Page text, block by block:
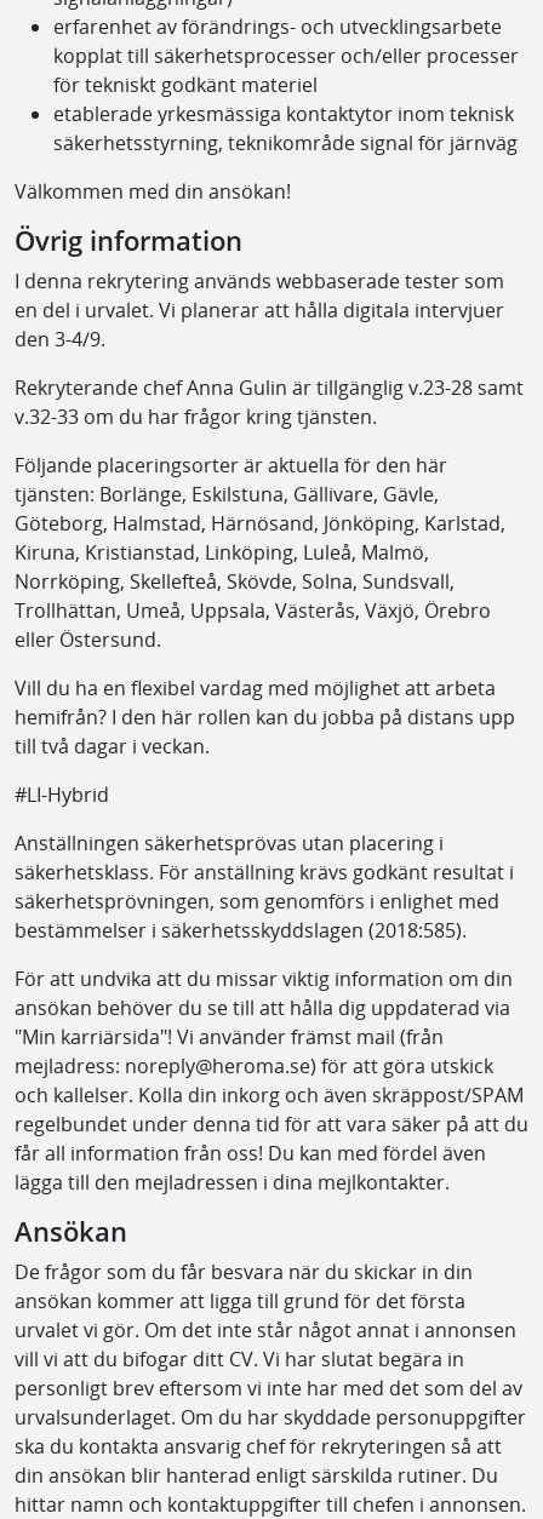
erfarenhet av förändrings- och utvecklingsarbete
kopplat till säkerhetsprocesser och/eller processer
för tekniskt godkänt materiel
etablerade yrkesmässiga kontaktytor inom teknisk
säkerhetsstyrning, teknikområde signal för järnväg
Välkommen med din ansökan!
Övrig information
I denna rekrytering används webbaserade tester som
en del i urvalet. Vi planerar att hålla digitala intervjuer
den 3-4/9.
Rekryterande chef Anna Gulin är tillgänglig v.23-28 samt
v.32-33 om du har frågor kring tjänsten.
Följande placeringsorter är aktuella för den här
tjänsten: Borlänge, Eskilstuna, Gällivare, Gävle,
Göteborg, Halmstad, Härnösand, Jönköping, Karlstad,
Kiruna, Kristianstad, Linköping, Luleå, Malmö,
Norrköping, Skellefteå, Skövde, Solna, Sundsvall,
Trollhättan, Umeå, Uppsala, Västerås, Växjö, Örebro
eller Östersund.
Vill du ha en flexibel vardag med möjlighet att arbeta
hemifrån? I den här rollen kan du jobba på distans upp
till två dagar i veckan.
#LI-Hybrid
Anställningen säkerhetsprövas utan placering i
säkerhetsklass. För anställning krävs godkänt resultat i
säkerhetsprövningen, som genomförs i enlighet med
bestämmelser i säkerhetsskyddslagen (2018:585).
För att undvika att du missar viktig information om din
ansökan behöver du se till att hålla dig uppdaterad via
"Min karriärsida"! Vi använder främst mail (från
mejladress: noreply@heroma.se) för att göra utskick
och kallelser. Kolla din inkorg och även skräppost/SPAM
regelbundet under denna tid för att vara säker på att du
får all information från oss! Du kan med fördel även
lägga till den mejladressen i dina mejlkontakter.
Ansökan
De frågor som du får besvara när du skickar in din
ansökan kommer att ligga till grund för det första
urvalet vi gör. Om det inte står något annat i annonsen
vill vi att du bifogar ditt CV. Vi har slutat begära in
personligt brev eftersom vi inte har med det som del av
urvalsunderlaget. Om du har skyddade personuppgifter
ska du kontakta ansvarig chef för rekryteringen så att
din ansökan blir hanterad enligt särskilda rutiner. Du
hittar namn och kontaktuppgifter till chefen i annonsen.